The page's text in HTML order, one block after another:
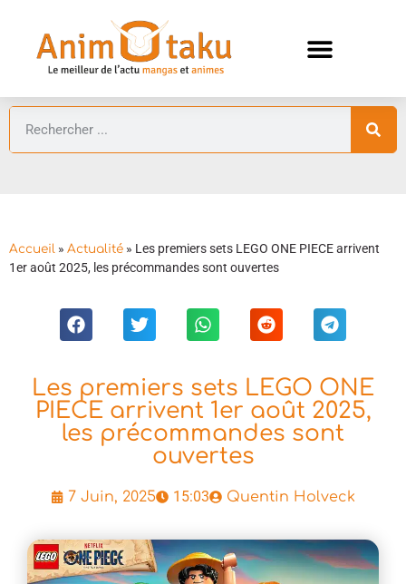
Accueil » Actualité » Les premiers sets LEGO ONE PIECE arrivent
1er août 2025, les précommandes sont ouvertes
Les premiers sets LEGO ONE
PIECE arrivent 1er août 2025,
les précommandes sont
ouvertes
7 Juin, 2025 15:03 Quentin Holveck